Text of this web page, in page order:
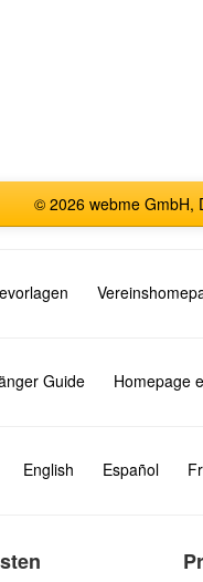
© 2026 webme GmbH,
Guide Homepage
English Español